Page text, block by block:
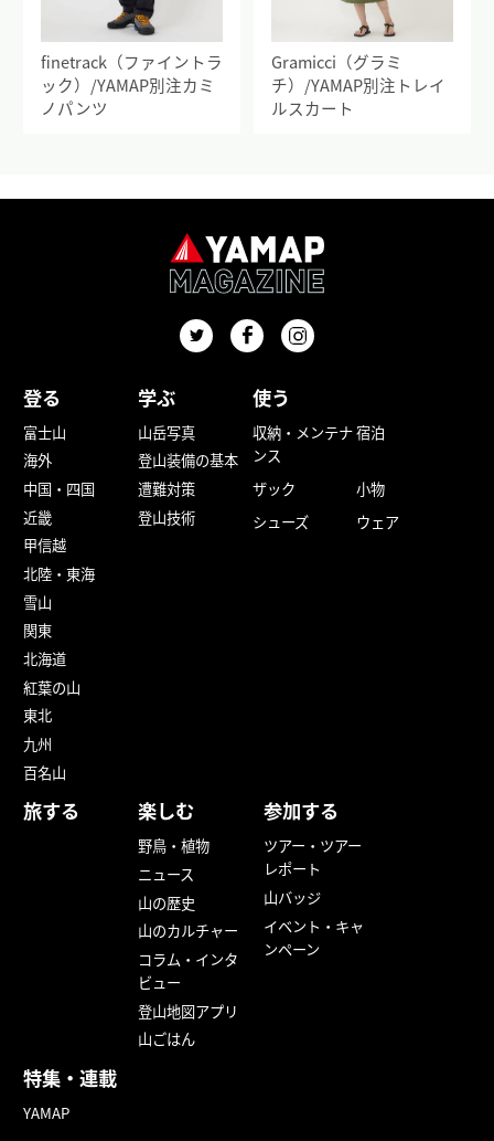
finetrack（ファイントラ
ック）/YAMAP別注カミ
ノパンツ
Gramicci（グラミ
チ）/YAMAP別注トレイ
ルスカート
登る
富士山
海外
中国・四国
近畿
甲信越
北陸・東海
雪山
関東
北海道
紅葉の山
東北
九州
百名山
学ぶ
山岳写真
登山装備の基本
遭難対策
登山技術
使う
収納・メンテナ
ンス
宿泊
ザック
小物
シューズ
ウェア
旅する 楽しむ
野鳥・植物
ニュース
山の歴史
山のカルチャー
コラム・インタ
ビュー
登山地図アプリ
山ごはん
参加する
ツアー・ツアー
レポート
山バッジ
イベント・キャ
ンペーン
特集・連載
YAMAP